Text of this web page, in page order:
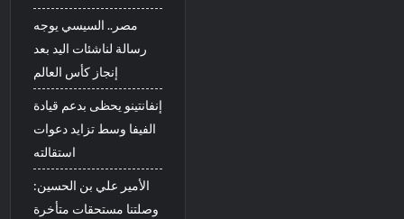
مصر.. السيسي يوجه
رسالة لناشئات اليد بعد
إنجاز كأس العالم
إنفانتينو يحظى بدعم قيادة
الفيفا وسط تزايد دعوات
استقالته
الأمير علي بن الحسين:
وصلتنا مستحقات متأخرة